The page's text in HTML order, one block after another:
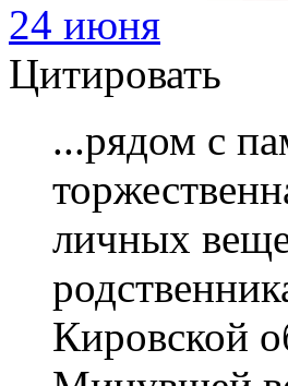
24 июня
Цитировать
...рядом с
личных
Кировской